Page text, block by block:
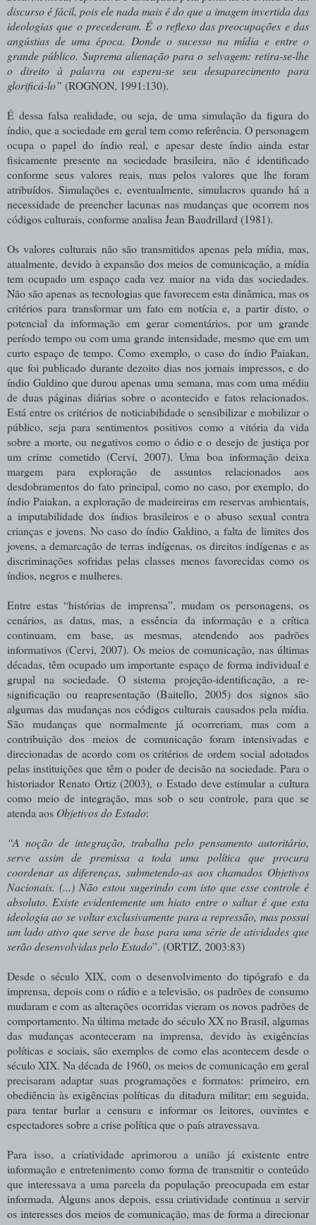
discurso é fácil, pois ele nada mais é do que a imagem invertida das
ideologias que o precederam. É o reflexo das preocupações e das
angústias de uma época. Donde o sucesso na mídia e entre o
grande público. Suprema alienação para o selvagem: retira-se-lhe
o direito à palavra ou espera-se seu desaparecimento para
glorificá-lo” (ROGNON, 1991:130).
É dessa falsa realidade, ou seja, de uma simulação da figura do
índio, que a sociedade em geral tem como referência. O personagem
ocupa o papel do índio real, e apesar deste índio ainda estar
fisicamente presente na sociedade brasileira, não é identificado
conforme seus valores reais, mas pelos valores que lhe foram
atribuídos. Simulações e, eventualmente, simulacros quando há a
necessidade de preencher lacunas nas mudanças que ocorrem nos
códigos culturais, conforme analisa Jean Baudrillard (1981).
Os valores culturais não são transmitidos apenas pela mídia, mas,
atualmente, devido à expansão dos meios de comunicação, a mídia
tem ocupado um espaço cada vez maior na vida das sociedades.
Não são apenas as tecnologias que favorecem esta dinâmica, mas os
critérios para transformar um fato em notícia e, a partir disto, o
potencial da informação em gerar comentários, por um grande
período tempo ou com uma grande intensidade, mesmo que em um
curto espaço de tempo. Como exemplo, o caso do índio Paiakan,
que foi publicado durante dezoito dias nos jornais impressos, e do
índio Galdino que durou apenas uma semana, mas com uma média
de duas páginas diárias sobre o acontecido e fatos relacionados.
Está entre os critérios de noticiabilidade o sensibilizar e mobilizar o
público, seja para sentimentos positivos como a vitória da vida
sobre a morte, ou negativos como o ódio e o desejo de justiça por
um crime cometido (Cervi, 2007). Uma boa informação deixa
margem para exploração de assuntos relacionados aos
desdobramentos do fato principal, como no caso, por exemplo, do
índio Paiakan, a exploração de madeireiras em reservas ambientais,
a imputabilidade dos índios brasileiros e o abuso sexual contra
crianças e jovens. No caso do índio Galdino, a falta de limites dos
jovens, a demarcação de terras indígenas, os direitos indígenas e as
discriminações sofridas pelas classes menos favorecidas como os
índios, negros e mulheres.
Entre estas “histórias de imprensa”, mudam os personagens, os
cenários, as datas, mas, a essência da informação e a crítica
continuam, em base, as mesmas, atendendo aos padrões
informativos (Cervi, 2007). Os meios de comunicação, nas últimas
décadas, têm ocupado um importante espaço de forma individual e
grupal na sociedade. O sistema projeção-identificação, a re-
significação ou reapresentação (Baitello, 2005) dos signos são
algumas das mudanças nos códigos culturais causados pela mídia.
São mudanças que normalmente já ocorreriam, mas com a
contribuição dos meios de comunicação foram intensivadas e
direcionadas de acordo com os critérios de ordem social adotados
pelas instituições que têm o poder de decisão na sociedade. Para o
historiador Renato Ortiz (2003), o Estado deve estimular a cultura
como meio de integração, mas sob o seu controle, para que se
atenda aos Objetivos do Estado:
“A noção de integração, trabalha pelo pensamento autoritário,
serve assim de premissa a toda uma política que procura
coordenar as diferenças, submetendo-as aos chamados Objetivos
Nacionais. (...) Não estou sugerindo com isto que esse controle é
absoluto. Existe evidentemente um hiato entre o saltar é que esta
ideologia ao se voltar exclusivamente para a repressão, mas possui
um lado ativo que serve de base para uma série de atividades que
serão desenvolvidas pelo Estado”. (ORTIZ, 2003:83)
Desde o século XIX, com o desenvolvimento do tipógrafo e da
imprensa, depois com o rádio e a televisão, os padrões de consumo
mudaram e com as alterações ocorridas vieram os novos padrões de
comportamento. Na última metade do século XX no Brasil, algumas
das mudanças aconteceram na imprensa, devido às exigências
políticas e sociais, são exemplos de como elas acontecem desde o
século XIX. Na década de 1960, os meios de comunicação em geral
precisaram adaptar suas programações e formatos: primeiro, em
obediência às exigências políticas da ditadura militar; em seguida,
para tentar burlar a censura e informar os leitores, ouvintes e
espectadores sobre a crise política que o país atravessava.
Para isso, a criatividade aprimorou a união já existente entre
informação e entretenimento como forma de transmitir o conteúdo
que interessava a uma parcela da população preocupada em estar
informada. Alguns anos depois, essa criatividade continua a servir
os interesses dos meios de comunicação, mas de forma a direcionar